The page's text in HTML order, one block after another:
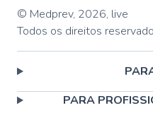
© Medprev, 2026, live
Todos os direitos
PARA